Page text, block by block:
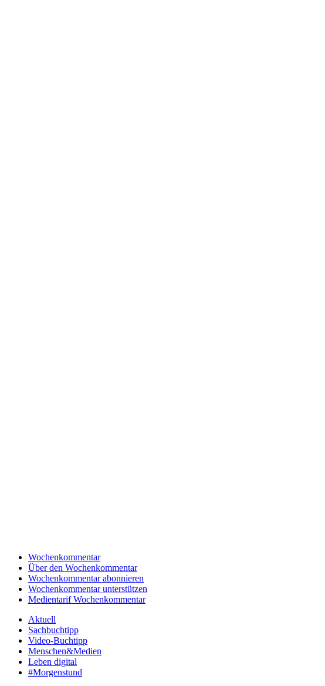
Wochenkommentar
Über den Wochenkommentar
Wochenkommentar abonnieren
Wochenkommentar unterstützen
Medientarif Wochenkommentar
Aktuell
Sachbuchtipp
Video-Buchtipp
Menschen&Medien
Leben digital
#Morgenstund